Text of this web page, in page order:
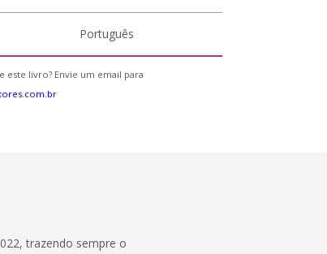
Português
este livro? Envie um email para
trazendo sempre o